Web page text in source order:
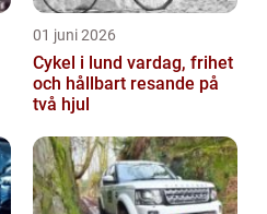
01 juni 2026
Cykel i lund vardag, frihet
och hållbart resande på
två hjul